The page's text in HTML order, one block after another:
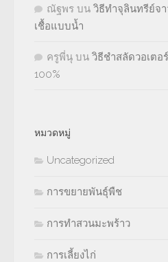
ณัฐพร บน วิธีทำจุลินทรีย์จ
เชื้อแบบน้ำ
ครูพี่นุ บน วิธีชำสลัดวอเตอ
100%
หมวดหมู่
Uncategorized
การขยายพันธุ์พืช
การทำสวนมะพร้าว
การเลี้ยงไก่